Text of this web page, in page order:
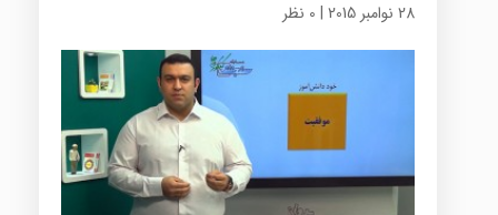
28 نوامبر 2015 | 0 نظر